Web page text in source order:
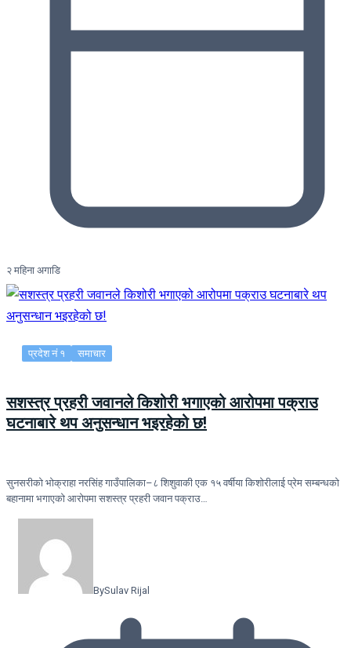
२ महिना अगाडि
प्रदेश नं १ समाचार
सशस्त्र प्रहरी जवानले किशोरी भगाएको आरोपमा पक्राउ
घटनाबारे थप अनुसन्धान भइरहेको छ!
सुनसरीको भोक्राहा नरसिंह गाउँपालिका–८ शिशुवाकी एक १५ वर्षीया किशोरीलाई प्रेम सम्बन्धको
बहानामा भगाएको आरोपमा सशस्त्र प्रहरी जवान पक्राउ…
BySulav Rijal